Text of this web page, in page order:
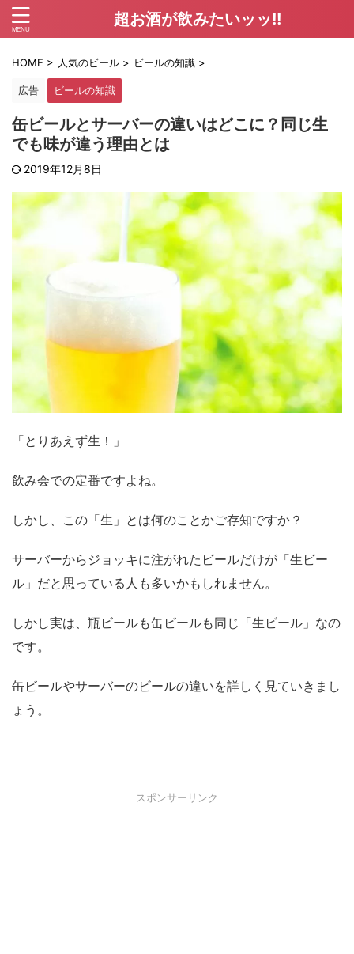
超お酒が飲みたいッッ!!
HOME > 人気のビール > ビールの知識 >
広告 ビールの知識
缶ビールとサーバーの違いはどこに？同じ生
でも味が違う理由とは
2019年12月8日
「とりあえず生！」
飲み会での定番ですよね。
しかし、この「生」とは何のことかご存知ですか？
サーバーからジョッキに注がれたビールだけが「生ビー
ル」だと思っている人も多いかもしれません。
しかし実は、瓶ビールも缶ビールも同じ「生ビール」なの
です。
缶ビールやサーバーのビールの違いを詳しく見ていきまし
ょう。
スポンサーリンク